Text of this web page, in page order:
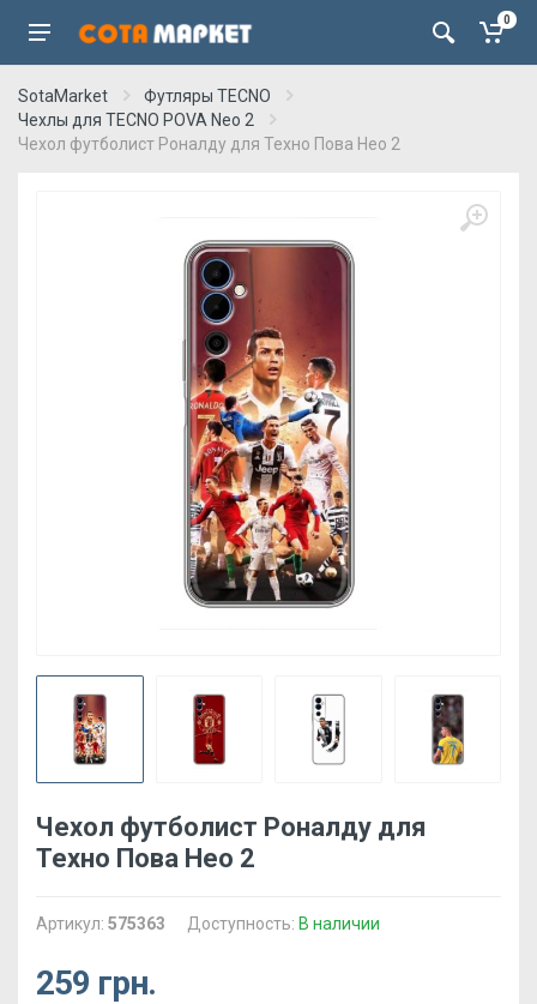
0
SotaMarket
Футляры TECNO
Чехлы для TECNO POVA Neo 2
Чехол футболист Роналду для Техно Пова Нео 2
Чехол футболист Роналду для
Техно Пова Нео 2
Артикул: 575363 Доступность: В наличии
259 грн.